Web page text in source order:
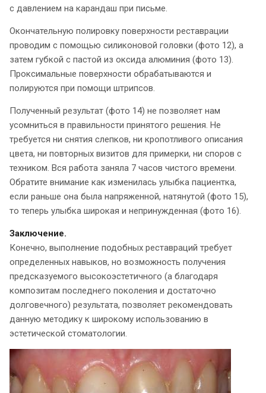
с давлением на карандаш при письме.
Окончательную полировку поверхности реставрации
проводим с помощью силиконовой головки (фото 12), а
затем губкой с пастой из оксида алюминия (фото 13).
Проксимальные поверхности обрабатываются и
полируются при помощи штрипсов.
Полученный результат (фото 14) не позволяет нам
усомниться в правильности принятого решения. Не
требуется ни снятия слепков, ни кропотливого описания
цвета, ни повторных визитов для примерки, ни споров с
техником. Вся работа заняла 7 часов чистого времени.
Обратите внимание как изменилась улыбка пациентка,
если раньше она была напряженной, натянутой (фото 15),
то теперь улыбка широкая и непринужденная (фото 16).
Заключение.
Конечно, выполнение подобных реставраций требует
определенных навыков, но возможность получения
предсказуемого высокоэстетичного (а благодаря
композитам последнего поколения и достаточно
долговечного) результата, позволяет рекомендовать
данную методику к широкому использованию в
эстетической стоматологии.